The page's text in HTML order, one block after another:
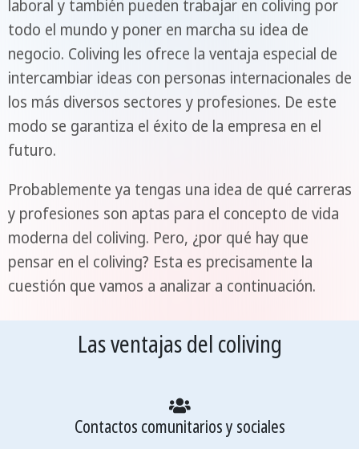
laboral y también pueden trabajar en coliving por
todo el mundo y poner en marcha su idea de
negocio. Coliving les ofrece la ventaja especial de
intercambiar ideas con personas internacionales de
los más diversos sectores y profesiones. De este
modo se garantiza el éxito de la empresa en el
futuro.
Probablemente ya tengas una idea de qué carreras
y profesiones son aptas para el concepto de vida
moderna del coliving. Pero, ¿por qué hay que
pensar en el coliving? Esta es precisamente la
cuestión que vamos a analizar a continuación.
Las ventajas del coliving
Contactos comunitarios y sociales